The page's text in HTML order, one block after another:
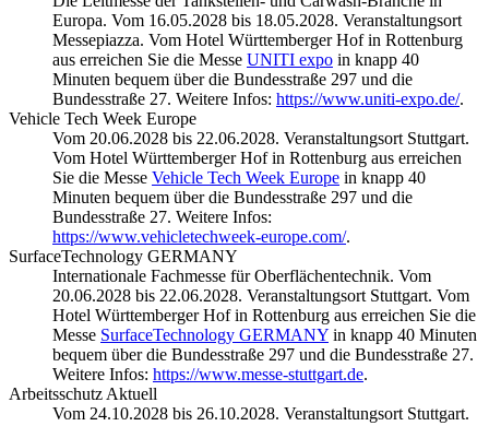
Europa. Vom 16.05.2028 bis 18.05.2028. Veranstaltungsort
Messepiazza. Vom Hotel Württemberger Hof in Rottenburg
aus erreichen Sie die Messe UNITI expo in knapp 40
Minuten bequem über die Bundesstraße 297 und die
Bundesstraße 27. Weitere Infos: https://www.uniti-expo.de/.
Vehicle Tech Week Europe
Vom 20.06.2028 bis 22.06.2028. Veranstaltungsort Stuttgart.
Vom Hotel Württemberger Hof in Rottenburg aus erreichen
Sie die Messe Vehicle Tech Week Europe in knapp 40
Minuten bequem über die Bundesstraße 297 und die
Bundesstraße 27. Weitere Infos:
https://www.vehicletechweek-europe.com/.
SurfaceTechnology GERMANY
Internationale Fachmesse für Oberflächentechnik. Vom
20.06.2028 bis 22.06.2028. Veranstaltungsort Stuttgart. Vom
Hotel Württemberger Hof in Rottenburg aus erreichen Sie die
Messe SurfaceTechnology GERMANY in knapp 40 Minuten
bequem über die Bundesstraße 297 und die Bundesstraße 27.
Weitere Infos: https://www.messe-stuttgart.de.
Arbeitsschutz Aktuell
Vom 24.10.2028 bis 26.10.2028. Veranstaltungsort Stuttgart.